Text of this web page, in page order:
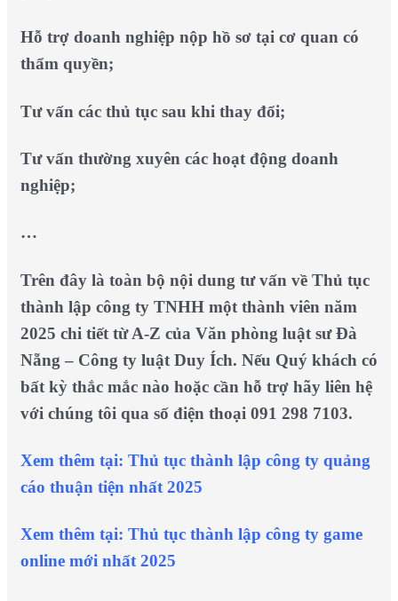
Hỗ trợ doanh nghiệp nộp hồ sơ tại cơ quan có
thẩm quyền;
Tư vấn các thủ tục sau khi thay đổi;
Tư vấn thường xuyên các hoạt động doanh
nghiệp;
…
Trên đây là toàn bộ nội dung tư vấn về Thủ tục
thành lập công ty TNHH một thành viên năm
2025 chi tiết từ A-Z của Văn phòng luật sư Đà
Nẵng – Công ty luật Duy Ích. Nếu Quý khách có
bất kỳ thắc mắc nào hoặc cần hỗ trợ hãy liên hệ
với chúng tôi qua số điện thoại 091 298 7103.
Xem thêm tại: Thủ tục thành lập công ty quảng
cáo thuận tiện nhất 2025
Xem thêm tại: Thủ tục thành lập công ty game
online mới nhất 2025